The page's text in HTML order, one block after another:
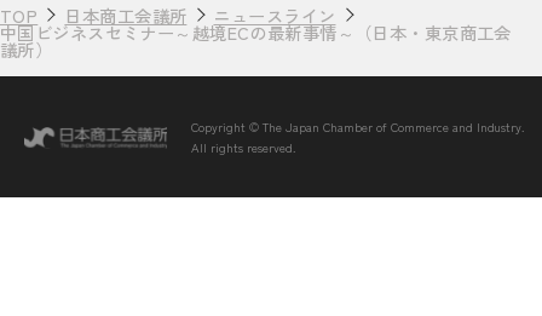
TOP 日本商工会議所 ニュースライン
中国ビジネスセミナー～越境ECの最新事情～（日本・東京商工会
議所）
Copyright © The Japan Chamber of Commerce and Industry.
All rights reserved.